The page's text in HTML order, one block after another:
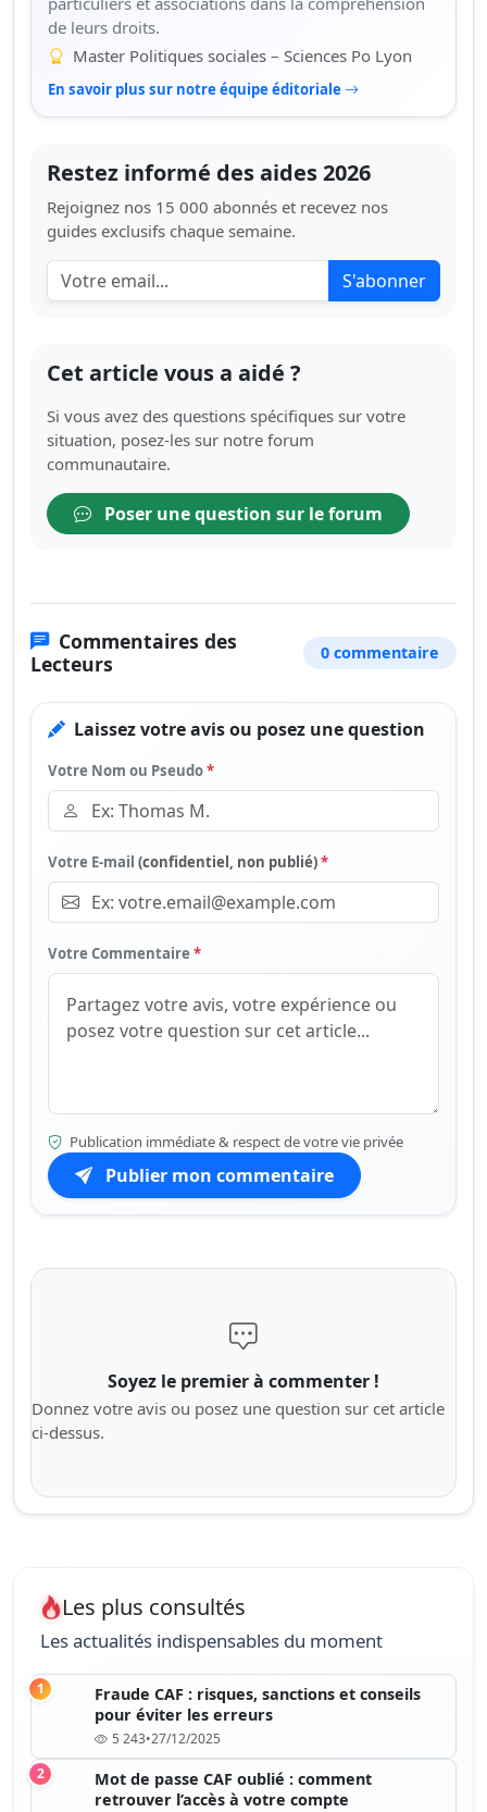
de leurs droits.
Master Politiques sociales – Sciences Po Lyon
En savoir plus sur notre équipe éditoriale
Restez informé des aides 2026
Rejoignez nos 15 000 abonnés et recevez nos
guides exclusifs chaque semaine.
S'abonner
Cet article vous a aidé ?
Si vous avez des questions spécifiques sur votre
situation, posez-les sur notre forum
communautaire.
Poser une question sur le forum
Commentaires des
Lecteurs
0 commentaire
Laissez votre avis ou posez une question
Votre Nom ou Pseudo*
Votre E-mail (confidentiel, non publié)*
Votre Commentaire *
Publication immédiate & respect de votre vie privée
Publier mon commentaire
Soyez le premier à commenter !
Donnez votre avis ou posez une question sur cet article
ci-dessus.
Les plus consultés
Les actualités indispensables du moment
1
Fraude CAF : risques, sanctions et conseils
pour éviter les erreurs
5 243•27/12/2025
2
Mot de passe CAF oublié : comment
retrouver l’accès à votre compte